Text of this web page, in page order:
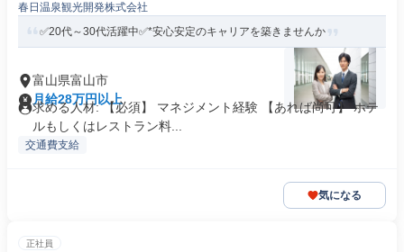
春日温泉観光開発株式会社
✅20代～30代活躍中✅*安心安定のキャリアを築きませんか
富山県富山市
月給28万円以上
求める人材: 【必須】 マネジメント経験 【あれば尚可】 ホテ
ルもしくはレストラン料...
交通費支給
気になる
正社員